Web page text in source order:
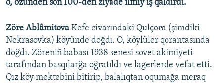
o, özünden soñ 100-den ziyade ilmiy iş qaldırdı.
Zöre Ablâmitova Kefe civarındaki Qulçora (şimdiki
Nekrasovka) köyünde doğdı. O, köylüler qorantasında
doğdı. Zöreniñ babası 1938 senesi sovet akimiyeti
tarafından basqılarğa oğratıldı ve lagerlerde vefat etti.
Qız köy mektebini bitirip, balalıqtan oqumağa meraq